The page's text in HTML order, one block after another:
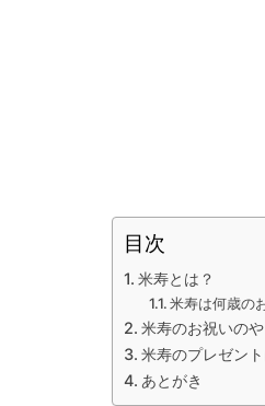
目次
米寿とは？
米寿は何歳の
米寿のお祝いの
米寿のプレゼン
あとがき